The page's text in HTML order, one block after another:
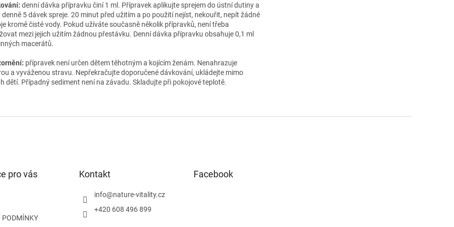
denní dávka přípravku činí 1 ml. Přípravek aplikujte sprejem do ústní dutiny a
denně 5 dávek spreje. 20 minut před užitím a po použití nejíst, nekouřit, nepít žádné
kromě čisté vody. Pokud užíváte současně několik přípravků, není třeba
mezi jejich užitím žádnou přestávku. Denní dávka přípravku obsahuje 0,1 ml
macerátů.
přípravek není určen dětem těhotným a kojícím ženám. Nenahrazuje
a vyváženou stravu. Nepřekračujte doporučené dávkování, ukládejte mimo
dětí. Případný sediment není na závadu. Skladujte při pokojové teplotě.
pro vás
PODMÍNKY
Kontakt
info@nature-vitality.cz
+420 608 496 899
Facebook